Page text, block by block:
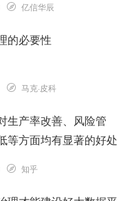
亿信华辰
的必要性
马克·皮科
生产率改善、风险管
等方面均有显著的好处
知乎